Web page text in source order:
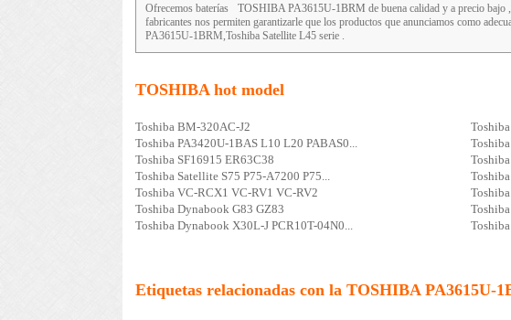
Ofrecemos baterías TOSHIBA PA3615U-1BRM de buena calidad y a precio
fabricantes nos permiten garantizarle que los productos que anunciamos como
PA3615U-1BRM,Toshiba Satellite L45 serie .
TOSHIBA hot model
Toshiba BM-320AC-J2
Toshiba PA3420U-1BAS L10 L20 PABAS0...
Toshiba SF16915 ER63C38
Toshiba Satellite S75 P75-A7200 P75...
Toshiba VC-RCX1 VC-RV1 VC-RV2
Toshiba Dynabook G83 GZ83
Toshiba Dynabook X30L-J PCR10T-04N0...
Etiquetas relacionadas con la TOSHIBA PA3615U-